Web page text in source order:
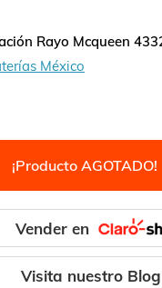
Rayo Mcqueen
México
¡Producto AGOTADO!
Vender en
Visita nuestro Blog